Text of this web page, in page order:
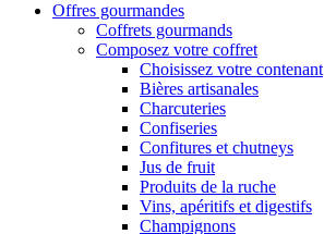
Offres gourmandes
Coffrets gourmands
Composez votre coffret
Choisissez votre contenant
Bières artisanales
Charcuteries
Confiseries
Confitures et chutneys
Jus de fruit
Produits de la ruche
Vins, apéritifs et digestifs
Champignons